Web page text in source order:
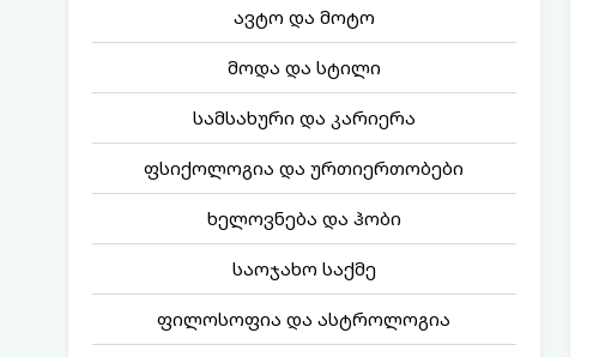
ავტო და მოტო
მოდა და სტილი
სამსახური და კარიერა
ფსიქოლოგია და ურთიერთობები
ხელოვნება და ჰობი
საოჯახო საქმე
ფილოსოფია და ასტროლოგია